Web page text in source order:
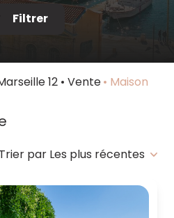
Filtrer
12 Vente Maison
Trier par Les plus récentes